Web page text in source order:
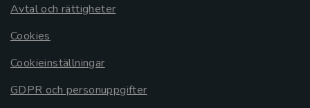
Avtal och rättigheter
Cookies
Cookieinställningar
GDPR och personuppgifter